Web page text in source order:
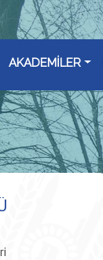
AKADEMİLER